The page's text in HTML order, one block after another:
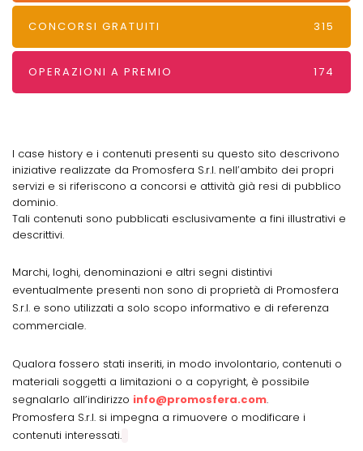
CONCORSI GRATUITI 315
OPERAZIONI A PREMIO 174
I case history e i contenuti presenti su questo sito descrivono
iniziative realizzate da Promosfera S.r.l. nell’ambito dei propri
servizi e si riferiscono a concorsi e attività già resi di pubblico
dominio.
Tali contenuti sono pubblicati esclusivamente a fini illustrativi e
descrittivi.
Marchi, loghi, denominazioni e altri segni distintivi
eventualmente presenti non sono di proprietà di Promosfera
S.r.l. e sono utilizzati a solo scopo informativo e di referenza
commerciale.
Qualora fossero stati inseriti, in modo involontario, contenuti o
materiali soggetti a limitazioni o a copyright, è possibile
segnalarlo all’indirizzo info@promosfera.com.
Promosfera S.r.l. si impegna a rimuovere o modificare i
contenuti interessati.